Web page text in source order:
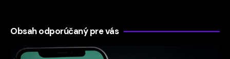
Obsah odporúčaný pre vás